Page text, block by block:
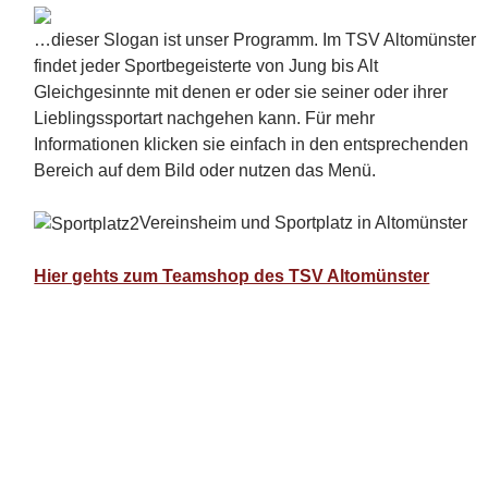
…dieser Slogan ist unser Programm. Im TSV Altomünster
findet jeder Sportbegeisterte von Jung bis Alt
Gleichgesinnte mit denen er oder sie seiner oder ihrer
Lieblingssportart nachgehen kann. Für mehr
Informationen klicken sie einfach in den entsprechenden
Bereich auf dem Bild oder nutzen das Menü.
Vereinsheim und Sportplatz in Altomünster
Hier gehts zum Teamshop des TSV Altomünster